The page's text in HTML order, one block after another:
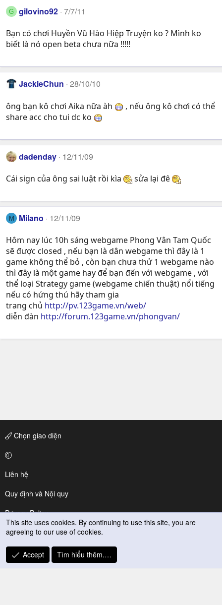
G gilovino92 7/7/11
Bạn có chơi Huyền Vũ Hào Hiệp Truyện ko ? Mình ko
biết là nó open beta chưa nữa !!!!!
JackieChun 28/10/10
ông bạn kô chơi Aika nữa àh
, nếu ông kô chơi có thể
share acc cho tui dc ko
dadenday 12/11/09
Cái sign của ông sai luật rồi kìa sửa lại đê
M Milano 12/11/09
Hôm nay lúc 10h sáng webgame Phong Vân Tam Quốc
sẽ được closed , nếu bạn là dân webgame thì đây là 1
game không thể bỏ , còn bạn chưa thử 1 webgame nào
thì đây là một game hay để bạn đến với webgame , với
thể loại Strategy game (webgame chiến thuật) nổi tiếng
nếu có hứng thú hãy tham gia
trang chủ http://pv.123game.vn/web/
diễn đàn http://forum.123game.vn/phongvan/
Chọn giao diện
Liên hệ
Quy định và Nội quy
Privacy Policy
Trợ giúp
R
S
This site uses cookies. By continuing to use this site, you are
agreeing to our use of cookies.
Accept Tìm hiểu thêm.…